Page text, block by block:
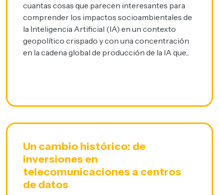
cuantas cosas que parecen interesantes para
comprender los impactos socioambientales de
la Inteligencia Artificial (IA) en un contexto
geopolítico crispado y con una concentración
en la cadena global de producción de la IA que...
Un cambio histórico: de
inversiones en
telecomunicaciones a centros
de datos